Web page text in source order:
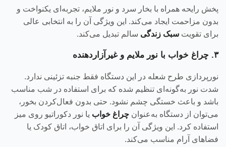
پخش رایحه همراه با بخار سرد و نور ملایم، تجربه‌ای یکنواخت و
بدون مزاحمت ایجاد می‌کند. این ویژگی آن را به انتخابی عالی
برای تقویت سبک زندگی سالم تبدیل می‌کند.
۳. چراغ خواب با نور ملایم و غیرآزاردهنده
نورپردازی طرح شعله در این دستگاه فقط جنبه تزئینی ندارد.
شدت نور به‌گونه‌ای تنظیم شده که برای استفاده در شب مناسب
باشد و باعث خستگی چشم نشود. حتی بدون فعال‌کردن بخور،
می‌توان از دستگاه به‌عنوان چراغ خواب یا نور دکوراتیو روی میز
استفاده کرد. این ویژگی آن را برای اتاق خواب، اتاق کودک یا
فضاهای آرام مناسب می‌کند.